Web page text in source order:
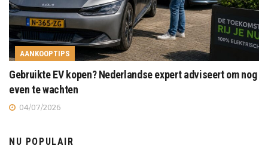
AANKOOPTIPS
Gebruikte EV kopen? Nederlandse expert adviseert om nog
even te wachten
04/07/2026
NU POPULAIR